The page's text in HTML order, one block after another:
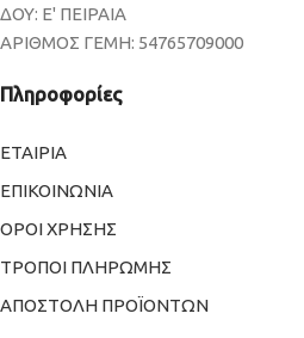
ΔΟΥ: Ε' ΠΕΙΡΑΙΑ
ΑΡΙΘΜΟΣ ΓΕΜΗ: 54765709000
Πληροφορίες
ΕΤΑΙΡΙΑ
ΕΠΙΚΟΙΝΩΝΙΑ
ΟΡΟΙ ΧΡΗΣΗΣ
ΤΡΟΠΟΙ ΠΛΗΡΩΜΗΣ
ΑΠΟΣΤΟΛΗ ΠΡΟΪΟΝΤΩΝ